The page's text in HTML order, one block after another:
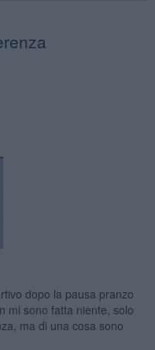
dopo la pausa pranzo
mi sono fatta niente, solo
ma di una cosa sono